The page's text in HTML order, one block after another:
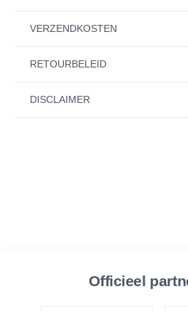
VERZENDKOSTEN
RETOURBELEID
DISCLAIMER
Officieel